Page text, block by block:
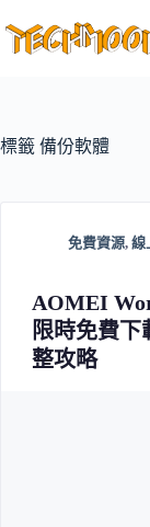
至
容
標籤 備份軟體
免費資源, 線
AOMEI
限時免費
整攻略